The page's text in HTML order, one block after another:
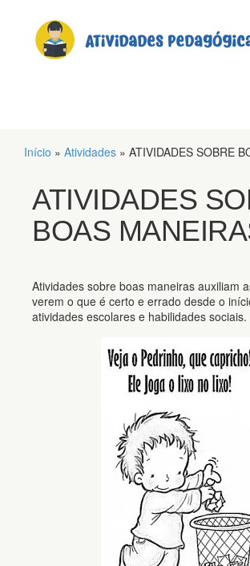
Início » Atividades » ATIVIDADES SOBRE
ATIVIDADES
BOAS
Atividades sobre boas maneiras auxiliam
verem o que é certo e errado desde o
atividades escolares e habilidades sociais.